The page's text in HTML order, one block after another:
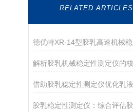
RELATED ARTICLES